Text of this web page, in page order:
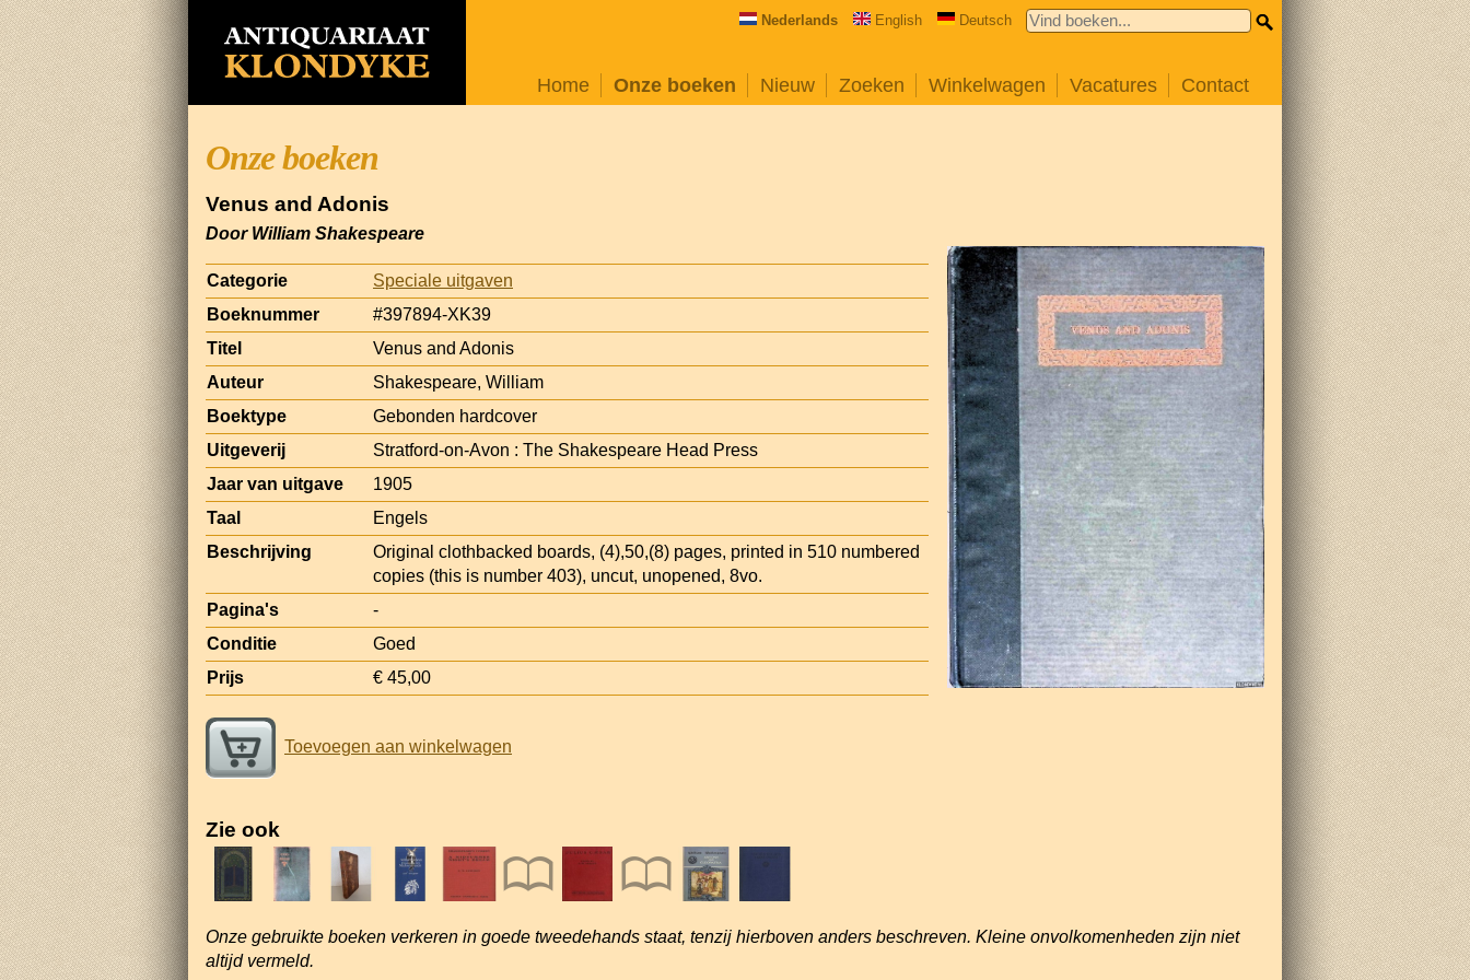
Nederlands English Deutsch
Home Onze boeken Nieuw Zoeken Winkelwagen Vacatures Contact
Onze boeken
Venus and Adonis
Door William Shakespeare
Categorie
Speciale uitgaven
Boeknummer
#397894-XK39
Titel
Venus and Adonis
Auteur
Shakespeare, William
Boektype
Gebonden hardcover
Uitgeverij
Stratford-on-Avon : The Shakespeare Head Press
Jaar van uitgave
1905
Taal
Engels
Beschrijving
Original clothbacked boards, (4),50,(8) pages, printed in 510 numbered
copies (this is number 403), uncut, unopened, 8vo.
Pagina's
-
Conditie
Goed
Prijs
€ 45,00
Toevoegen aan winkelwagen
Zie ook
Onze gebruikte boeken verkeren in goede tweedehands staat, tenzij hierboven anders beschreven. Kleine onvolkomenheden zijn niet
altijd vermeld.